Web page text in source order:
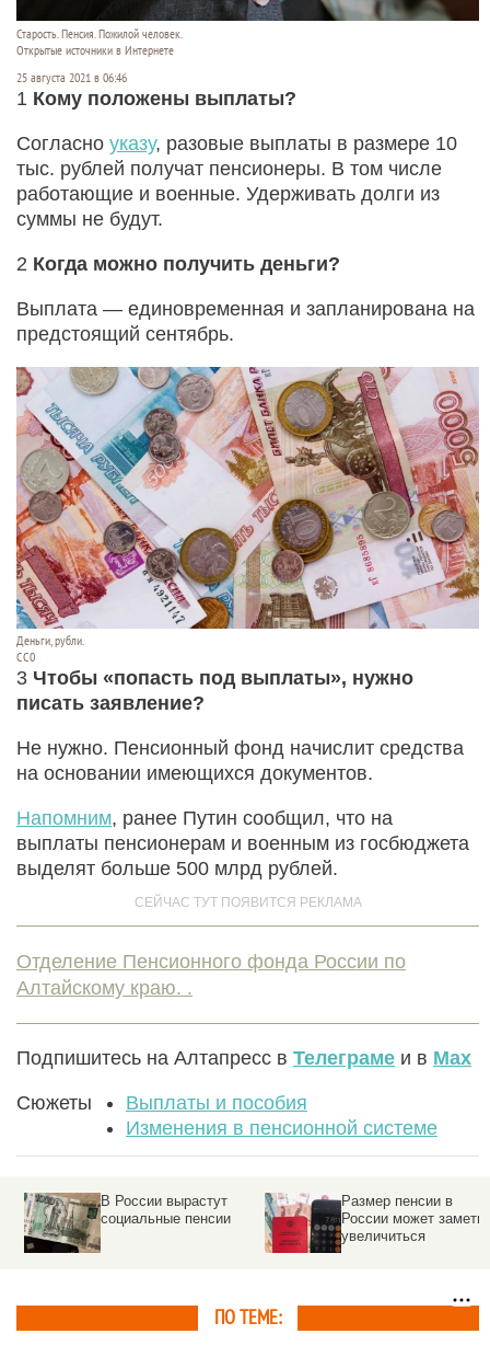
Старость. Пенсия. Пожилой человек.
Открытые источники в Интернете
25 августа 2021 в 06:46
1 Кому положены выплаты?
Согласно указу, разовые выплаты в размере 10
тыс. рублей получат пенсионеры. В том числе
работающие и военные. Удерживать долги из
суммы не будут.
2 Когда можно получить деньги?
Выплата — единовременная и запланирована на
предстоящий сентябрь.
Деньги, рубли.
CC0
3 Чтобы «попасть под выплаты», нужно
писать заявление?
Не нужно. Пенсионный фонд начислит средства
на основании имеющихся документов.
Напомним, ранее Путин сообщил, что на
выплаты пенсионерам и военным из госбюджета
выделят больше 500 млрд рублей.
Отделение Пенсионного фонда России по
Алтайскому краю. .
Подпишитесь на Алтапресс в Телеграме и в Max
Сюжеты
Выплаты и пособия
Изменения в пенсионной системе
В России вырастут
социальные пенсии
Размер пенсии в
России может заметно
увеличиться
ПО ТЕМЕ: